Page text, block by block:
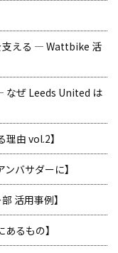
支える ― Wattbike 活
なぜ Leeds United は
理由 vol.2】
バサダーに】
活用事例】
るもの】